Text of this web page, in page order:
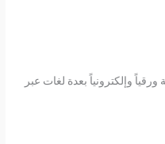
وإلكترونياً بعدة لغات عبر